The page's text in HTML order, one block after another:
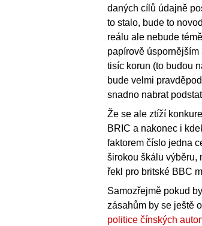
daných cílů údajně
to stalo, bude to
reálu ale nebude
papírově
tisíc korun (to budou
bude velmi
snadno nabrat
Že se ale ztíží
BRIC a nakonec i
faktorem číslo jedna
širokou škálu výběru,
řekl pro britské BBC
Samozřejmě pokud
zásahům by se ještě
politice čínských